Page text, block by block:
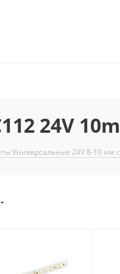
24V
Универсальные 24V 8-10 мм